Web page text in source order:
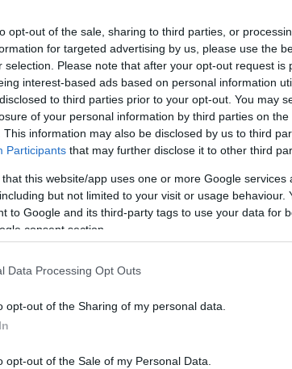
opt-out of the sale, sharing to third parties, or
for targeted advertising by us, please use the
selection. Please note that after your opt-out request is
interest-based ads based on personal information
to third parties prior to your opt-out. You may
of your personal information by third parties on the
This information may also be disclosed by us to third
Participants that may further disclose it to other third
that this website/app uses one or more Google
but not limited to your visit or usage behaviour.
to Google and its third-party tags to use your data for
consent section.
Data Processing Opt Outs
opt-out of the Sharing of my personal data.
opt-out of the Sale of my Personal Data.